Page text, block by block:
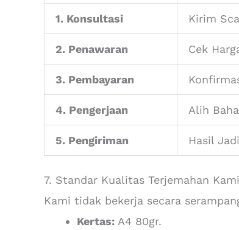
1. Konsultasi Kirim
2. Penawaran Cek
3. Pembayaran
4. Pengerjaan Alih
5. Pengiriman Hasil Jadi
7. Standar Kualitas Terjemahan Kami
Kami tidak bekerja secara
Kertas: A4 80gr.